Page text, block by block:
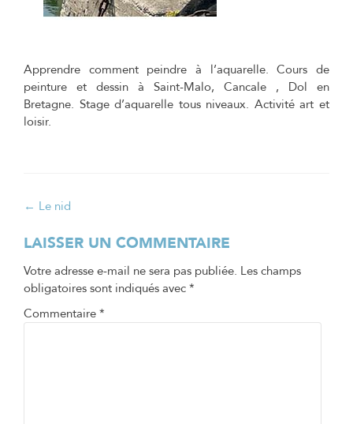
Apprendre comment peindre à l’aquarelle. Cours de
peinture et dessin à Saint-Malo, Cancale , Dol en
Bretagne. Stage d’aquarelle tous niveaux. Activité art et
loisir.
Navigation
de
l’article
← Le nid
LAISSER UN COMMENTAIRE
Votre adresse e-mail ne sera pas publiée. Les champs
obligatoires sont indiqués avec *
Commentaire *